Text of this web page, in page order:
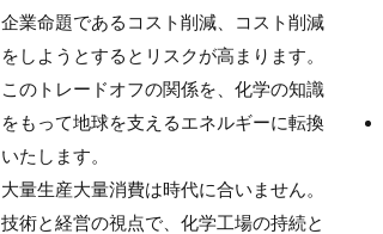
企業命題であるコスト削減、コスト削減
をしようとするとリスクが高まります。
このトレードオフの関係を、化学の知識
をもって地球を支えるエネルギーに転換
いたします。
大量生産大量消費は時代に合いません。
技術と経営の視点で、化学工場の持続と